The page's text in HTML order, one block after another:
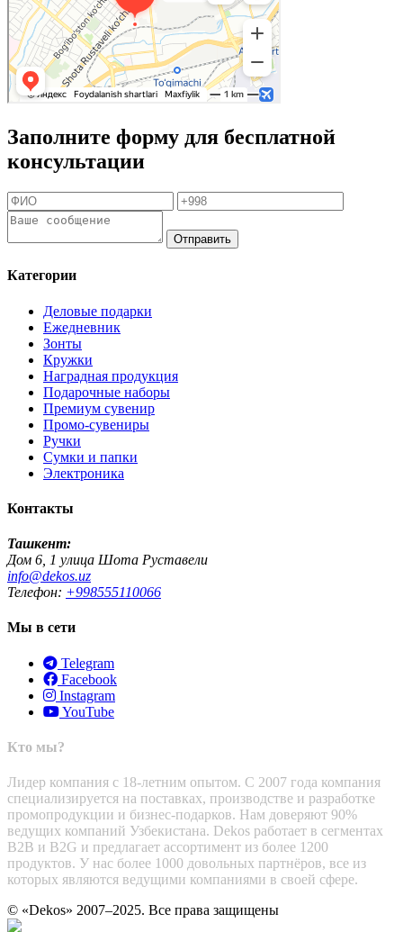
Заполните форму для бесплатной
консультации
Отправить
Категории
Деловые подарки
Ежедневник
Зонты
Кружки
Наградная продукция
Подарочные наборы
Премиум сувенир
Промо-сувениры
Ручки
Сумки и папки
Электроника
Контакты
Ташкент:
Дом 6, 1 улица Шота Руставели
info@dekos.uz
Телефон: +998555110066
Мы в сети
Telegram
Facebook
Instagram
YouTube
Кто мы?
Лидер компания с 18-летним опытом. С 2007 года компания
специализируется на поставках, производстве и разработке
промопродукции и бизнес-подарков. Нам доверяют 90%
ведущих компаний Узбекистана. Dekos работает в сегментах
B2B и B2G и предлагает ассортимент из более 1200
продуктов. У нас более 1000 довольных партнёров, все из
которых являются ведущими компаниями в своей сфере.
© «Dekos» 2007–2025. Все права защищены